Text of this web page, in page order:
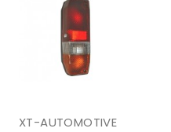
XT-AUTOMOTIVE